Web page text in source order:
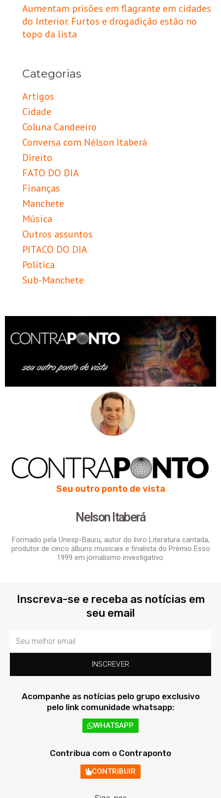
Aumentam prisões em flagrante em cidades
do Interior. Furtos e drogadição estão no
topo da lista
Categorias
Artigos
Cidade
Coluna Candeeiro
Conversa com Nélson Itaberá
Direito
FATO DO DIA
Finanças
Manchete
Música
Outros assuntos
PITACO DO DIA
Política
Sub-Manchete
Seu outro ponto de vista
Nelson Itaberá
Formado pela Unesp-Bauru, autor do livro Literatura cantada,
produtor de cinco álbuns musicais e finalista do Prêmio Esso
1999 em jornalismo investigativo.
Inscreva-se e receba as notícias em
seu email
Email
INSCREVER
Acompanhe as notícias pelo grupo exclusivo
pelo link comunidade whatsapp:
WHATSAPP
Contribua com o Contraponto
CONTRIBUIR